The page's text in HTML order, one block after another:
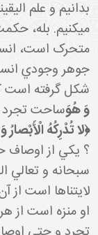
بدانيم و علم
مي کنيم. بله،
متحرک است،
جوهر وجودي
شکل گرفته است
ساحت تجردوَ هُوَ
﴿لا تُدْرِكُهُ
؟ يکي از اوصاف
سبحانه و
لايتناها است از
او منزه است از